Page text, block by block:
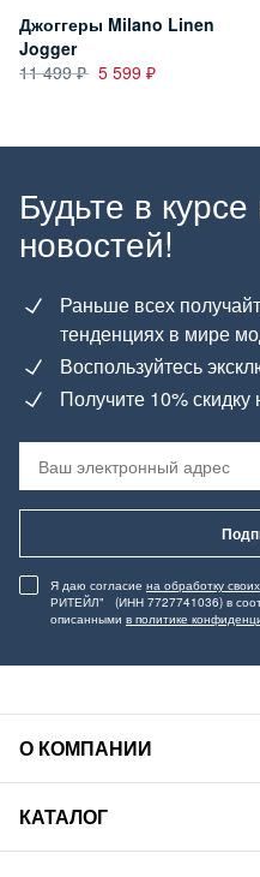
Джоггеры Milano Linen
Jogger
11 499
5 599
Будьте в
новостей!
Раньше всех
тенденциях в мире
Воспользуйтесь
Получите 10% скидку
Я даю согласие на обработку
РИТЕЙЛ" (ИНН 7727741036) в
описанными в политике
О КОМПАНИИ
Mustang
Философия
КАТАЛОГ